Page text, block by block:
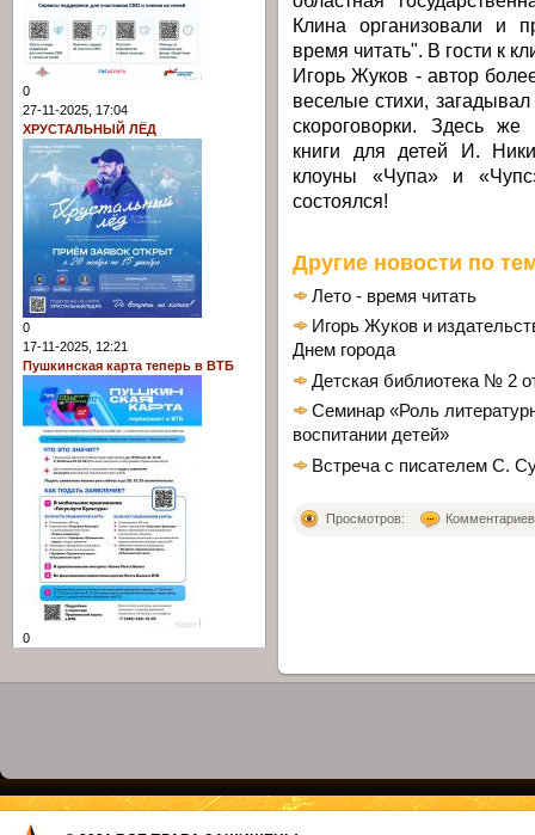
Клина организовали и
время читать". В гости к
Игорь Жуков - автор
веселые стихи,
скороговорки. Здесь же
книги для детей И.
клоуны «Чупа» и
состоялся!
Другие новости по
Лето - время читать
Игорь Жуков и
Днем города
Детская библиотека № 2
Семинар «Роль
воспитании детей»
Встреча с писателем С.
Просмотров:
0
27-11-2025, 17:04
ХРУСТАЛЬНЫЙ ЛЁД
0
17-11-2025, 12:21
Пушкинская карта теперь в ВТБ
0